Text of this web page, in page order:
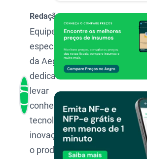
Redação Aegro
Equipe de
especialistas
da Aegro,
dedicada a
levar
conhecimento,
tecnologia e
inovação para
o produtor